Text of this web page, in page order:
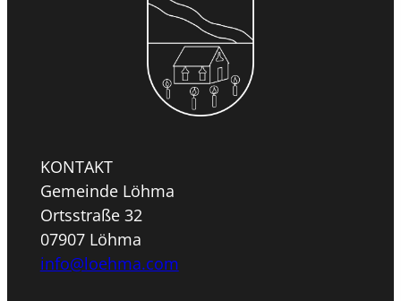
KONTAKT
Gemeinde Löhma
Ortsstraße 32
07907 Löhma
info@loehma.com